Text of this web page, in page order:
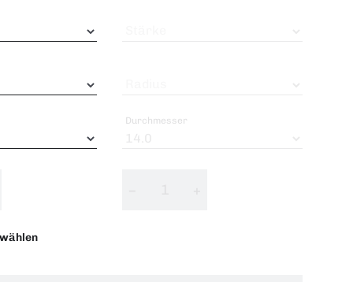
Durchmesser